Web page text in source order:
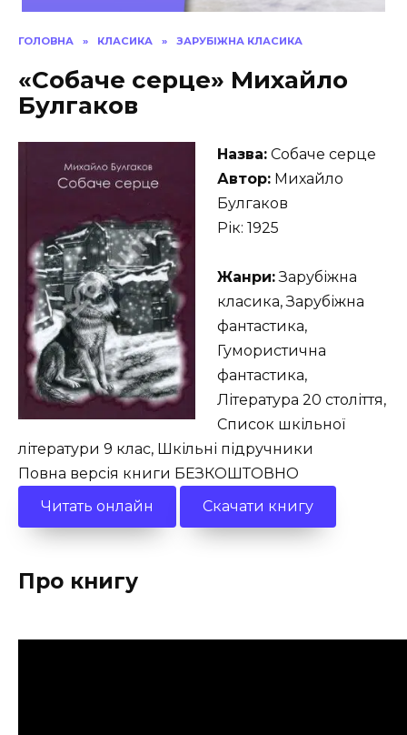
ГОЛОВНА » КЛАСИКА » ЗАРУБІЖНА КЛАСИКА
«Собаче серце» Михайло
Булгаков
Назва: Собаче серце
Автор: Михайло
Булгаков
Рік: 1925
Жанри:Зарубіжна
класика, Зарубіжна
фантастика,
Гумористична
фантастика,
Література 20 століття,
Список шкільної
літератури 9 клас, Шкільні підручники
Повна версія книги БЕЗКОШТОВНО
Читать онлайн
Скачати книгу
Про книгу